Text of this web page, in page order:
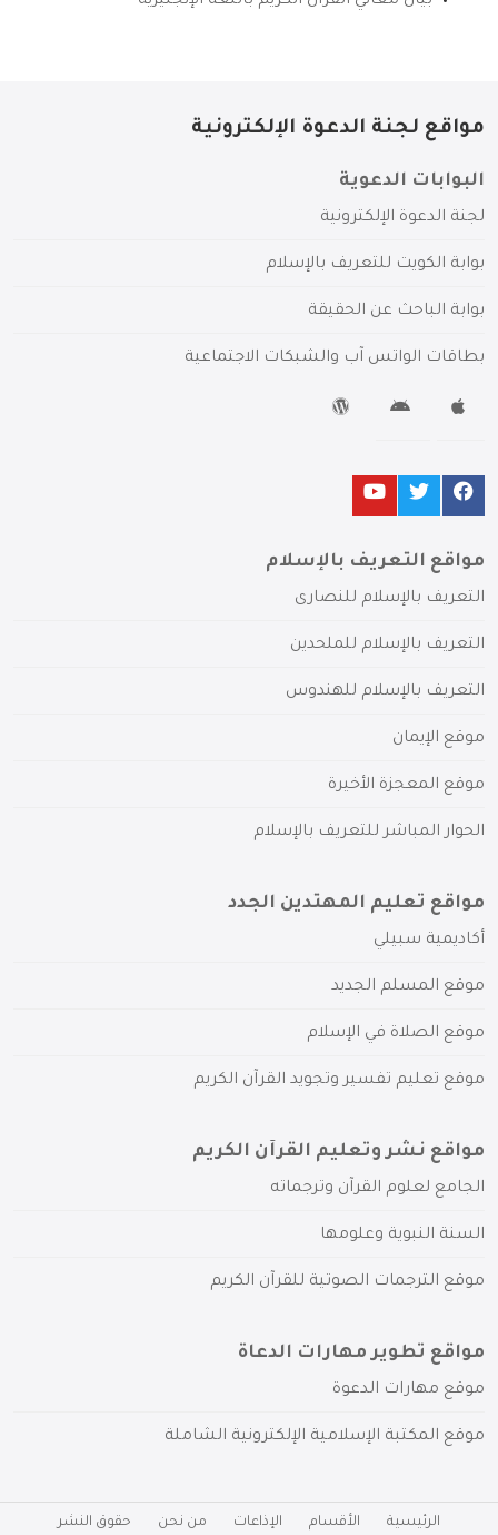
مواقع لجنة الدعوة الإلكترونية
البوابات الدعوية
لجنة الدعوة الإلكترونية
بوابة الكويت للتعريف بالإسلام
بوابة الباحث عن الحقيقة
بطاقات الواتس آب والشبكات الاجتماعية
مواقع التعريف بالإسلام
التعريف بالإسلام للنصارى
التعريف بالإسلام للملحدين
التعريف بالإسلام للهندوس
موقع الإيمان
موقع المعجزة الأخيرة
الحوار المباشر للتعريف بالإسلام
مواقع تعليم المهتدين الجدد
أكاديمية سبيلي
موقع المسلم الجديد
موقع الصلاة في الإسلام
موقع تعليم تفسير وتجويد القرآن الكريم
مواقع نشر وتعليم القرآن الكريم
الجامع لعلوم القرآن وترجماته
السنة النبوية وعلومها
موقع الترجمات الصوتية للقرآن الكريم
مواقع تطوير مهارات الدعاة
موقع مهارات الدعوة
موقع المكتبة الإسلامية الإلكترونية الشاملة
الرئيسية الأقسام الإذاعات من نحن حقوق النشر